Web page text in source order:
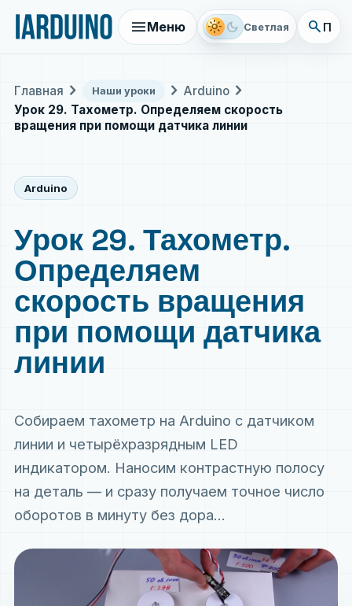
menuМеню light_mode dark_mode Светлая search
Главная chevron_right Наши уроки chevron_right Arduino chevron_right
Урок 29. Тахометр. Определяем скорость
вращения при помощи датчика линии
Arduino
Урок 29. Тахометр.
Определяем
скорость вращения
при помощи датчика
линии
Собираем тахометр на Arduino с датчиком
линии и четырёхразрядным LED
индикатором. Наносим контрастную полосу
на деталь — и сразу получаем точное число
оборотов в минуту без дора...